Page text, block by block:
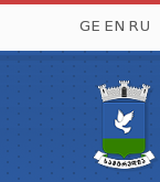
GE EN RU